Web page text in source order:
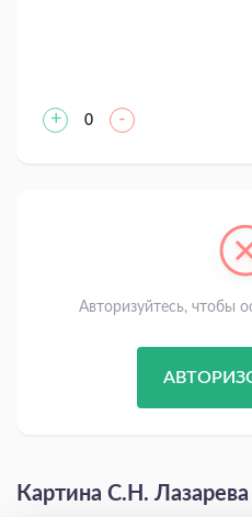
+ 0 -
Авторизуйтесь, чтобы
Картина С.Н. Лазарева